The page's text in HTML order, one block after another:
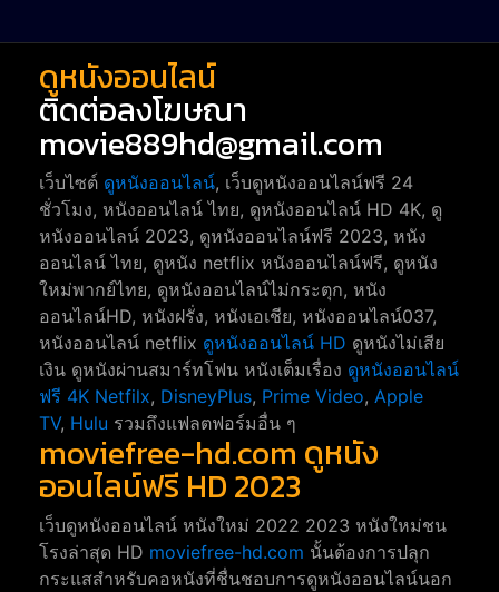
ดูหนังออนไลน์
ติดต่อลงโฆษณา
movie889hd@gmail.com
เว็บไซต์ ดูหนังออนไลน์, เว็บดูหนังออนไลน์ฟรี 24
ชั่วโมง, หนังออนไลน์ ไทย, ดูหนังออนไลน์ HD 4K, ดู
หนังออนไลน์ 2023, ดูหนังออนไลน์ฟรี 2023, หนัง
ออนไลน์ ไทย, ดูหนัง netflix หนังออนไลน์ฟรี, ดูหนัง
ใหม่พากย์ไทย, ดูหนังออนไลน์ไม่กระตุก, หนัง
ออนไลน์HD, หนังฝรั่ง, หนังเอเชีย, หนังออนไลน์037,
หนังออนไลน์ netflix ดูหนังออนไลน์ HD ดูหนังไม่เสีย
เงิน ดูหนังผ่านสมาร์ทโฟน หนังเต็มเรื่อง ดูหนังออนไลน์
ฟรี 4K Netfilx, DisneyPlus, Prime Video, Apple
TV, Hulu รวมถึงแฟลตฟอร์มอื่น ๆ
moviefree-hd.com ดูหนัง
ออนไลน์ฟรี HD 2023
เว็บดูหนังออนไลน์ หนังใหม่ 2022 2023 หนังใหม่ชน
โรงล่าสุด HD moviefree-hd.com นั้นต้องการปลุก
กระแสสำหรับคอหนังที่ชื่นชอบการดูหนังออนไลน์นอก